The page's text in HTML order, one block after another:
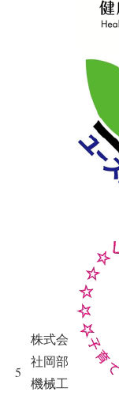
5
株式会
社岡部
機械工